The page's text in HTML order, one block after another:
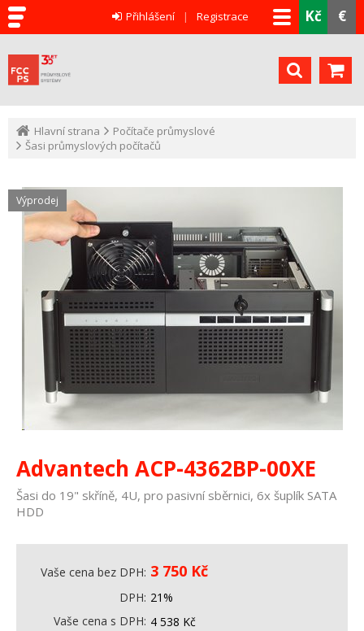
Kč €
Přihlášení Registrace
Hlavní strana
Počítače průmyslové
Šasi průmyslových počítačů
Výprodej
Advantech ACP-4362BP-00XE
Šasi do 19" skříně, 4U, pro pasivní sběrnici, 6x šuplík SATA
HDD
Vaše cena bez DPH 3 750 Kč
DPH 21%
Vaše cena s DPH 4 538 Kč